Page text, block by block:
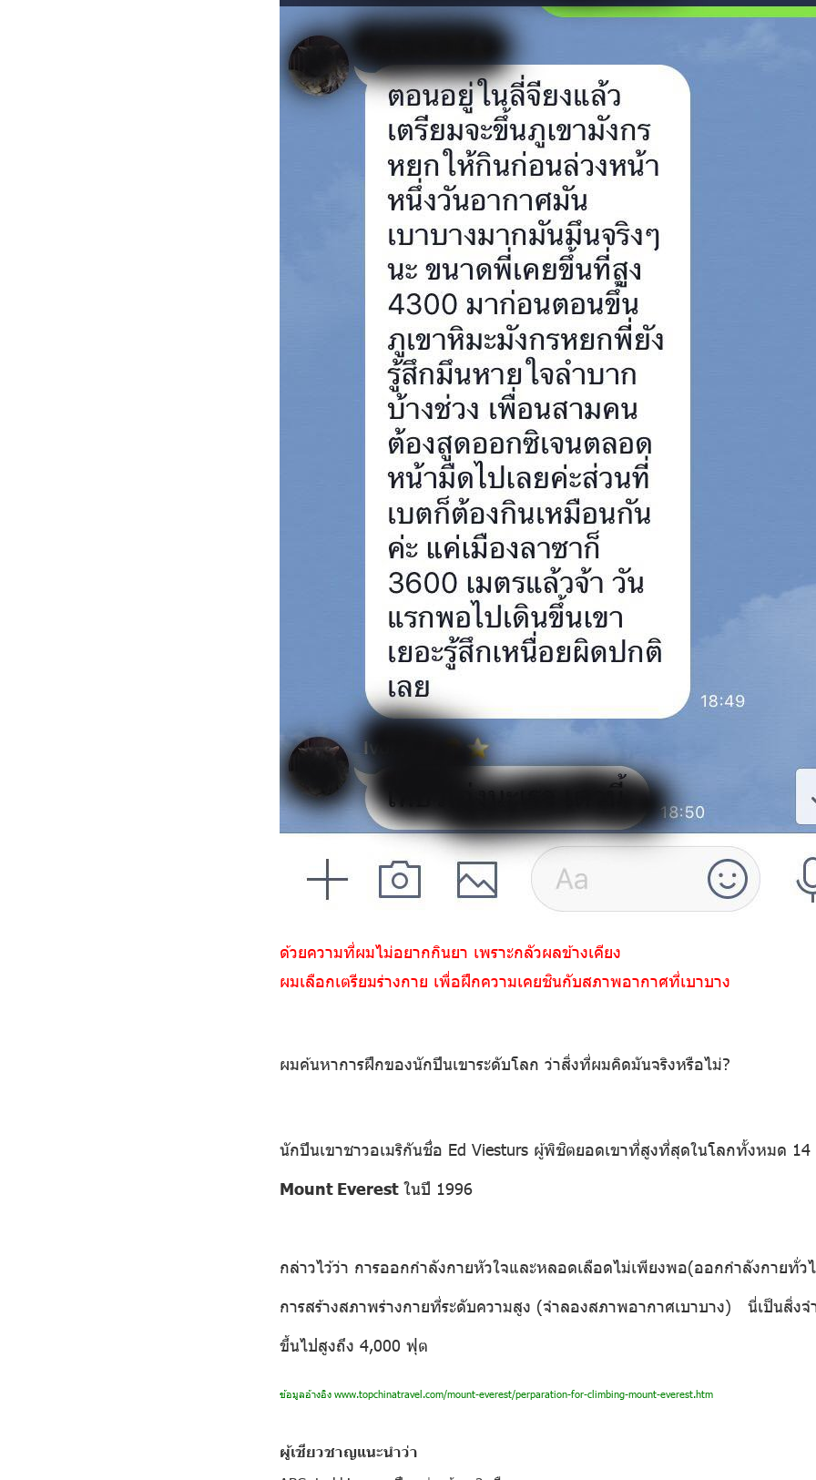
ด้วยความที่ผมไม่อยากกินยา เพราะกลัวผลข้างเคียง
ผมเลือกเตรียมร่างกาย เพื่อฝึกความเคยชินกับสภาพอากาศที่เบาบาง
ผมค้นหาการฝึกของนักปีนเขาระดับโลก ว่าสิ่งที่ผมคิดมันจริงหรือไม่?
นักปีนเขาชาวอเมริกันชื่อ Ed Viesturs ผู้พิชิตยอดเขาที่สูงที่สุดในโลกทั้งหมด 14
Mount Everestในปี 1996
กล่าวไว้ว่า การออกกำลังกายหัวใจและหลอดเลือดไม่เพียงพอ(ออกกำลังกายทั่ว
การสร้างสภาพร่างกายที่ระดับความสูง (จำลองสภาพอากาศเบาบาง) นี่เป็นสิ่ง
ขึ้นไปสูงถึง 4,000 ฟุต
ข้อมูลอ้างอิง www.topchinatravel.com/mount-everest/perparation-for-climbing-mount-everest.htm
ผู้เชียวชาญแนะนำว่า